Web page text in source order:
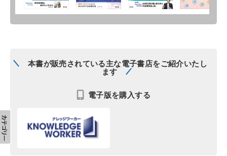
本書が販売されている主な電子書店をご紹介いたし
ます
電子版を購入する